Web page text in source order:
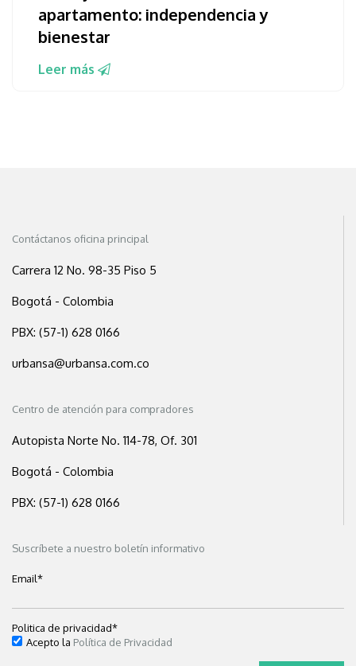
apartamento: independencia y
bienestar
Leer más
Contáctanos oficina principal
Carrera 12 No. 98-35 Piso 5
Bogotá - Colombia
PBX: (57-1) 628 0166
urbansa@urbansa.com.co
Centro de atención para compradores
Autopista Norte No. 114-78, Of. 301
Bogotá - Colombia
PBX: (57-1) 628 0166
Suscríbete a nuestro boletín informativo
Email*
Politica de privacidad*
Acepto la Política de Privacidad